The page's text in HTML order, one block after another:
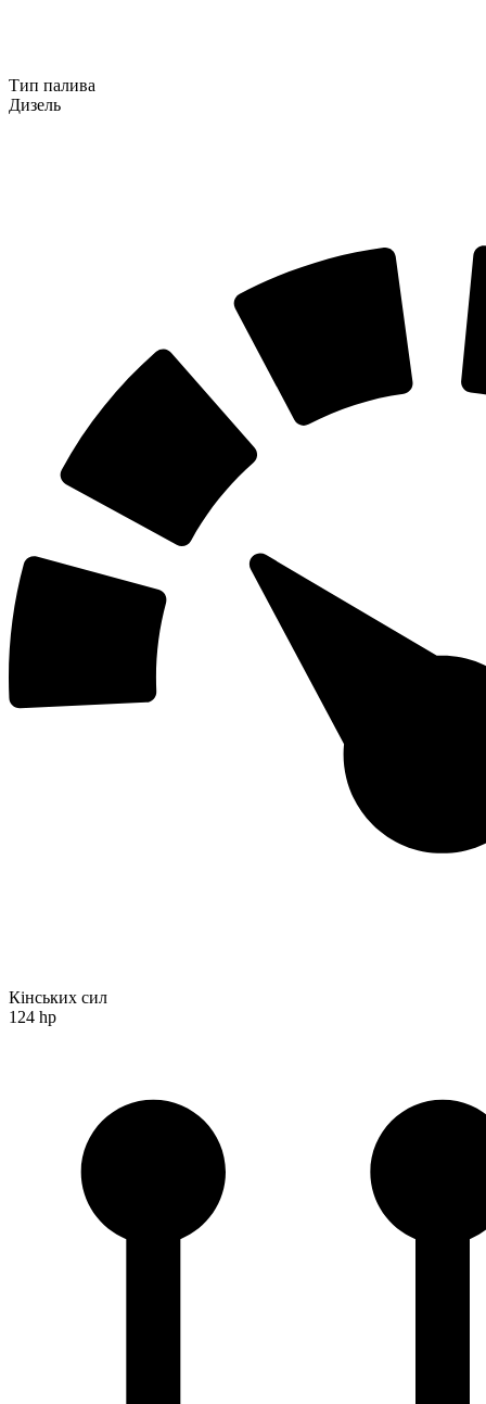
Тип палива
Дизель
Кінських сил
124 hp